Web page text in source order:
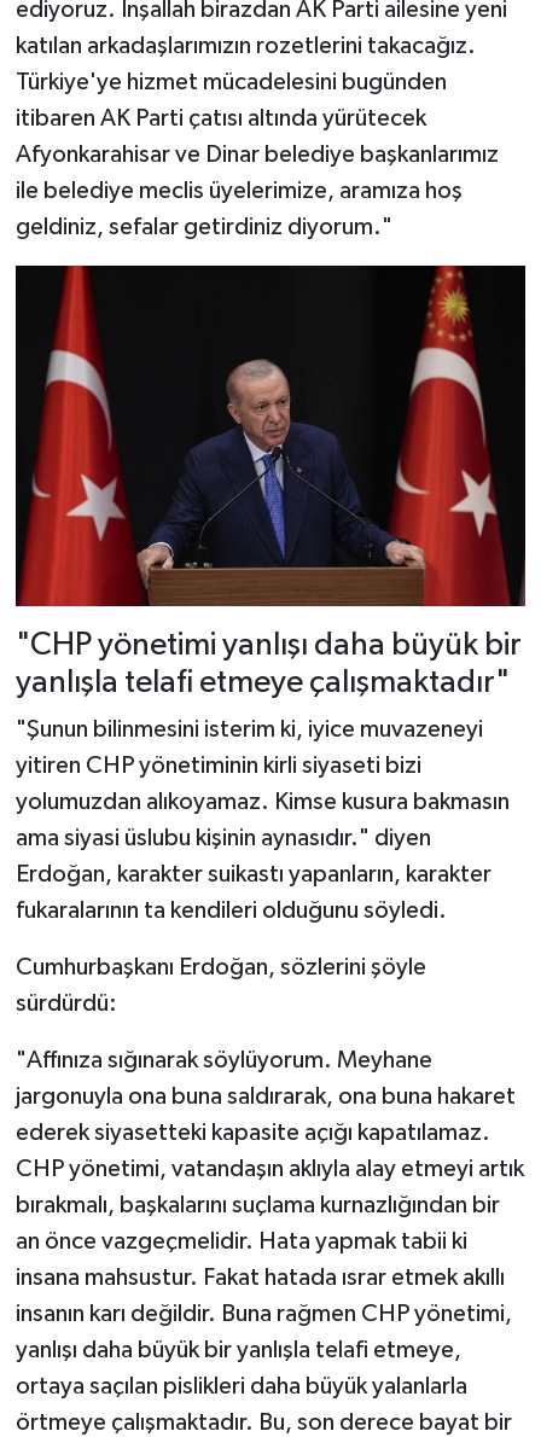
ediyoruz. İnşallah birazdan AK Parti ailesine yeni
katılan arkadaşlarımızın rozetlerini takacağız.
Türkiye'ye hizmet mücadelesini bugünden
itibaren AK Parti çatısı altında yürütecek
Afyonkarahisar ve Dinar belediye başkanlarımız
ile belediye meclis üyelerimize, aramıza hoş
geldiniz, sefalar getirdiniz diyorum."
"CHP yönetimi yanlışı daha büyük bir
yanlışla telafi etmeye çalışmaktadır"
"Şunun bilinmesini isterim ki, iyice muvazeneyi
yitiren CHP yönetiminin kirli siyaseti bizi
yolumuzdan alıkoyamaz. Kimse kusura bakmasın
ama siyasi üslubu kişinin aynasıdır." diyen
Erdoğan, karakter suikastı yapanların, karakter
fukaralarının ta kendileri olduğunu söyledi.
Cumhurbaşkanı Erdoğan, sözlerini şöyle
sürdürdü:
"Affınıza sığınarak söylüyorum. Meyhane
jargonuyla ona buna saldırarak, ona buna hakaret
ederek siyasetteki kapasite açığı kapatılamaz.
CHP yönetimi, vatandaşın aklıyla alay etmeyi artık
bırakmalı, başkalarını suçlama kurnazlığından bir
an önce vazgeçmelidir. Hata yapmak tabii ki
insana mahsustur. Fakat hatada ısrar etmek akıllı
insanın karı değildir. Buna rağmen CHP yönetimi,
yanlışı daha büyük bir yanlışla telafi etmeye,
ortaya saçılan pislikleri daha büyük yalanlarla
örtmeye çalışmaktadır. Bu, son derece bayat bir